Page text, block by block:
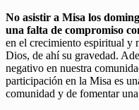
No asistir a Misa los
una falta de compromiso
en el crecimiento espiritual y
Dios, de ahí su gravedad.
negativo en nuestra
participación en la Misa es
comunidad y de fomentar